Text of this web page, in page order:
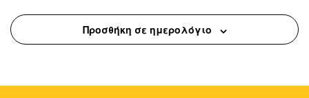
Προσθήκη σε ημερολόγιο